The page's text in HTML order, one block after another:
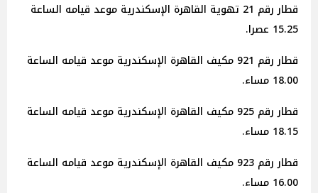
قطار رقم 21 تهوية القاهرة الإسكندرية موعد قيامه الساعة
15.25 عصرا.
قطار رقم 921 مكيف القاهرة الإسكندرية موعد قيامه الساعة
18.00 مساء.
قطار رقم 925 مكيف القاهرة الإسكندرية موعد قيامه الساعة
18.15 مساء.
قطار رقم 923 مكيف القاهرة الإسكندرية موعد قيامه الساعة
16.00 مساء.